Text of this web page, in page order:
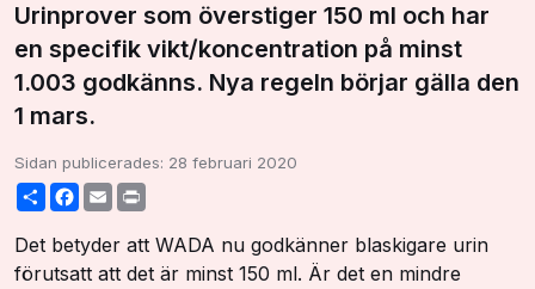
Urinprover som överstiger 150 ml och har
en specifik vikt/koncentration på minst
1.003 godkänns. Nya regeln börjar gälla den
1 mars.
Sidan publicerades: 28 februari 2020
ShareFacebook
Email
Det betyder att WADA nu godkänner blaskigare urin
förutsatt att det är minst 150 ml. Är det en mindre